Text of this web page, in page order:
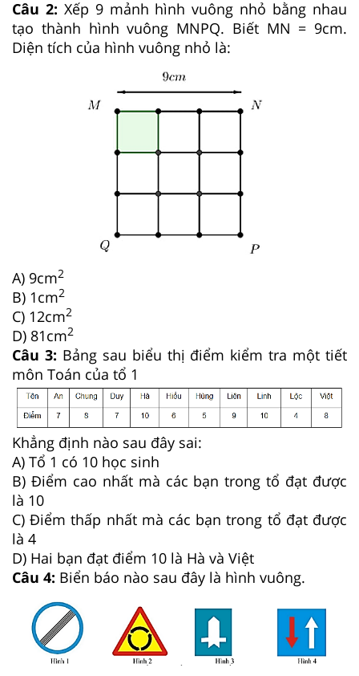
Câu 2: Xếp 9 mảnh hình vuông nhỏ bằng nhau
tạo thành hình vuông MNPQ. Biết MN = 9cm.
Diện tích của hình vuông nhỏ là:
A) 9cm2
B) 1cm2
C) 12cm2
D) 81cm2
Câu 3: Bảng sau biểu thị điểm kiểm tra một tiết
môn Toán của tổ 1
Khẳng định nào sau đây sai:
A) Tổ 1 có 10 học sinh
B) Điểm cao nhất mà các bạn trong tổ đạt được
là 10
C) Điểm thấp nhất mà các bạn trong tổ đạt được
là 4
D) Hai bạn đạt điểm 10 là Hà và Việt
Câu 4: Biển báo nào sau đây là hình vuông.